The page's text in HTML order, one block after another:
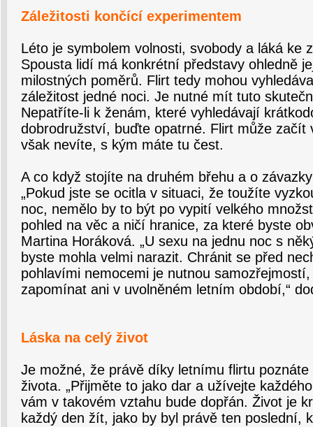
Záležitosti končící experimentem
Léto je symbolem volnosti, svobody a láká ke
Spousta lidí má konkrétní představy ohledně
milostných poměrů. Flirt tedy mohou
záležitost jedné noci. Je nutné mít tuto
Nepatříte-li k ženám, které vyhledávají
dobrodružství, buďte opatrné. Flirt může začít
však nevíte, s kým máte tu čest.
A co když stojíte na druhém břehu a o
„Pokud jste se ocitla v situaci, že toužíte
noc, nemělo by to být po vypití velkého
pohled na věc a ničí hranice, za které byste
Martina Horáková. „U sexu na jednu noc s
byste mohla velmi narazit. Chránit se před
pohlavími nemocemi je nutnou
zapomínat ani v uvolněném letním období,“
Láska na celý život
Je možné, že právě díky letnímu flirtu
života. „Přijměte to jako dar a užívejte
vám v takovém vztahu bude dopřán. Život je
každý den žít, jako by byl právě ten poslední,